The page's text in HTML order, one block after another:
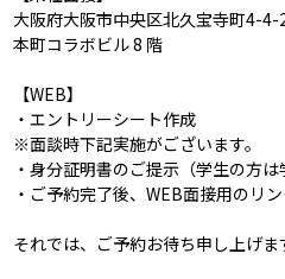
大阪府大阪市中央区北久宝寺町4-4-
本町コラボビル 8 階
【WEB】
・エントリーシート作成
※面談時下記実施がございます。
・身分証明書のご提示（学生の方は
・ご予約完了後、WEB面接用のリン
それでは、ご予約お待ち申し上げま